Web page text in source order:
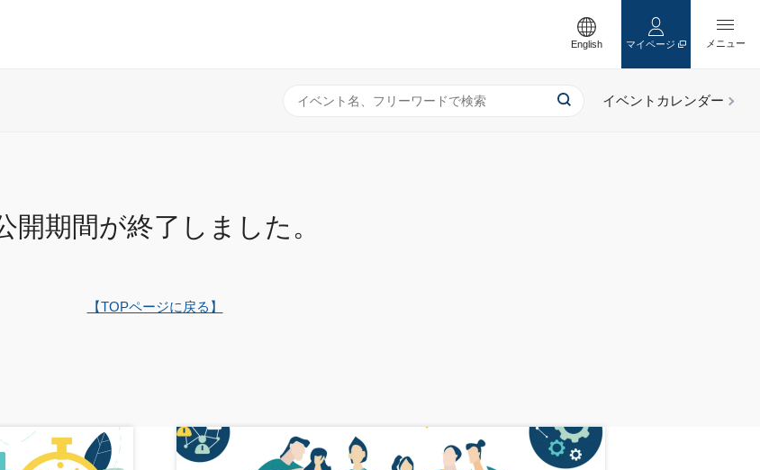
English マイページ
開期間が終了しました。
【TOPページに戻る】